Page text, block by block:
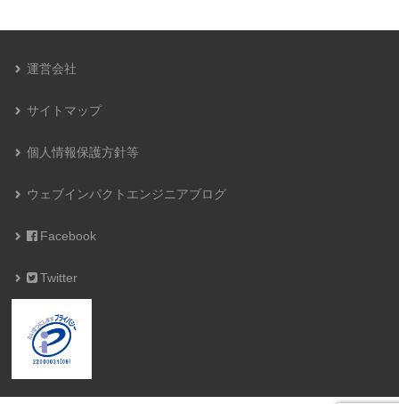
運営会社
サイトマップ
個人情報保護方針等
ウェブインパクトエンジニアブログ
Facebook
Twitter